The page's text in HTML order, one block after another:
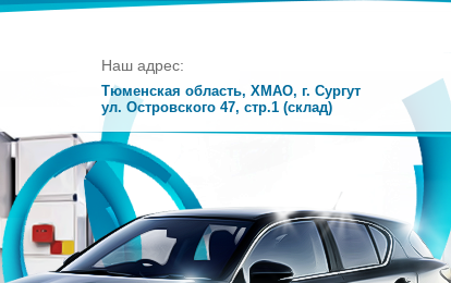
Наш адрес:
Тюменская область, ХМАО, г. Сургут
ул. Островского 47, стр.1 (склад)